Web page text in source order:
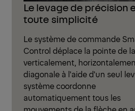
Le levage de précision
toute simplicité
Le système de commande
Control déplace la pointe de
verticalement,
diagonale à l'aide d'un seul
système coordonne
automatiquement tous les